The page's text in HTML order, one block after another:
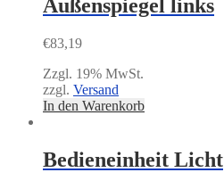
Außenspiegel links
€83,19
Zzgl. 19% MwSt.
zzgl. Versand
In den Warenkorb
Bedieneinheit Licht